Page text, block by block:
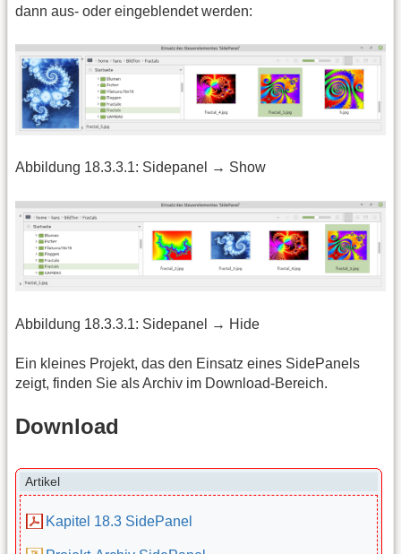
dann aus- oder eingeblendet werden:
Abbildung 18.3.3.1: Sidepanel → Show
Abbildung 18.3.3.1: Sidepanel → Hide
Ein kleines Projekt, das den Einsatz eines SidePanels
zeigt, finden Sie als Archiv im Download-Bereich.
Download
Artikel
Kapitel 18.3 SidePanel